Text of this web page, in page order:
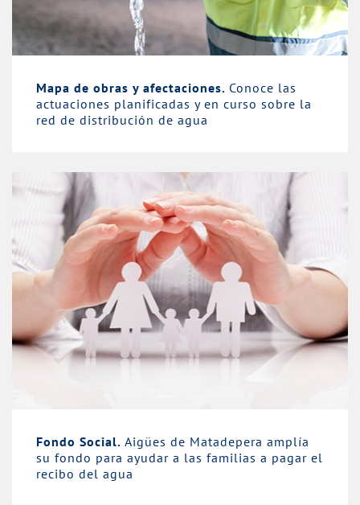
Mapa de obras y afectaciones. Conoce las
actuaciones planificadas y en curso sobre la
red de distribución de agua
Fondo Social. Aigües de Matadepera amplía
su fondo para ayudar a las familias a pagar el
recibo del agua